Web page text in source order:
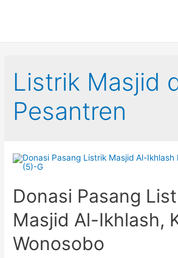
Listrik Masjid
Pesantren
Donasi Pasang
Masjid Al-Ikhlash,
Wonosobo